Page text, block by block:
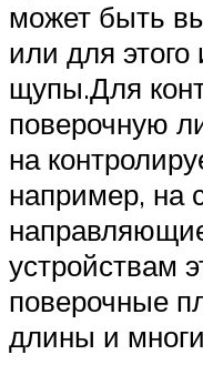
может быть
или для этого
щупы.Для
поверочную
на
например, на
устройствам
поверочные
длины и